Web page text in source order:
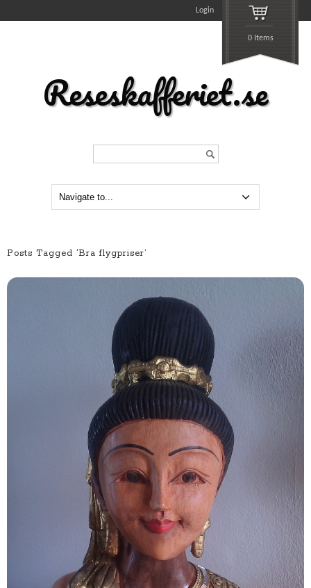
Login
0 Items
Reseskafferiet.se
Posts Tagged ‘Bra flygpriser’